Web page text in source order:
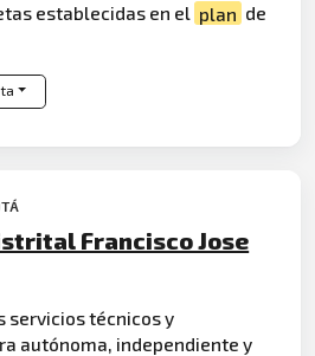
establecidas en el plan de
Francisco Jose
servicios técnicos y
autónoma, independiente y